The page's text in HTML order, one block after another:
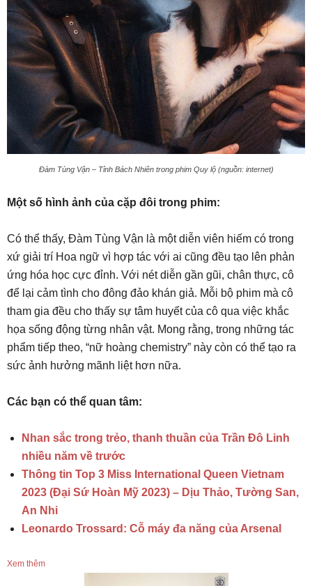
Đàm Tùng Vận – Tỉnh Bách Nhiên trong phim Quy lộ (nguồn: internet)
Một số hình ảnh của cặp đôi trong phim:
Có thể thấy, Đàm Tùng Vận là một diễn viên hiếm có trong
xứ giải trí Hoa ngữ vì hợp tác với ai cũng đều tạo lên phản
ứng hóa học cực đỉnh. Với nét diễn gần gũi, chân thực, cô
để lại cảm tình cho đông đảo khán giả. Mỗi bộ phim mà cô
tham gia đều cho thấy sự tâm huyết của cô qua việc khắc
họa sống động từng nhân vật. Mong rằng, trong những tác
phẩm tiếp theo, “nữ hoàng chemistry” này còn có thể tạo ra
sức ảnh hưởng mãnh liệt hơn nữa.
Các bạn có thể quan tâm:
Nhan sắc trong trẻo, thanh thuần của Trần Đô Linh
nhiều năm về trước
Thông tin Top 3 Miss International Queen Vietnam
2023 (Đại Sứ Hoàn Mỹ 2023) – Dịu Thảo, Tường San,
An Nhi
Leonardo Trossard: Cỗ máy đa năng của Arsenal
Xem thêm